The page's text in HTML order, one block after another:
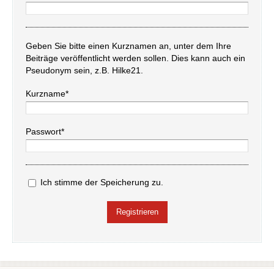
Geben Sie bitte einen Kurznamen an, unter dem Ihre
Beiträge veröffentlicht werden sollen. Dies kann auch ein
Pseudonym sein, z.B. Hilke21.
Kurzname*
Passwort*
Ich stimme der Speicherung zu.